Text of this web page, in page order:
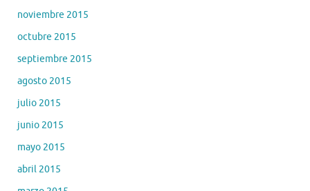
noviembre 2015
octubre 2015
septiembre 2015
agosto 2015
julio 2015
junio 2015
mayo 2015
abril 2015